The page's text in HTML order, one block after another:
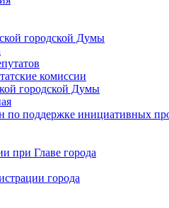
городской Думы
комиссии
городской Думы
по поддержке инициативных
при Главе города
города